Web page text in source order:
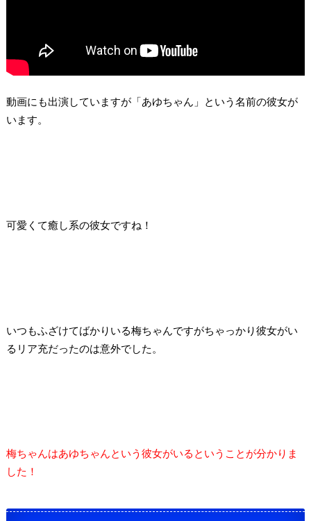
動画にも出演していますが「あゆちゃん」という名前の彼女が
います。
可愛くて癒し系の彼女ですね！
いつもふざけてばかりいる梅ちゃんですがちゃっかり彼女がい
るリア充だったのは意外でした。
梅ちゃんはあゆちゃんという彼女がいるということが分かりま
した！